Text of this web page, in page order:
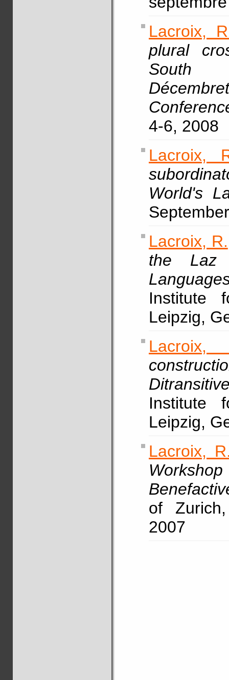
Lacroix,
plural
South
4-6, 2008
Lacroix,
World's
Lacroix, R.
the Laz
Institute
Leipzig,
Institute
Leipzig,
Lacroix,
of
2007